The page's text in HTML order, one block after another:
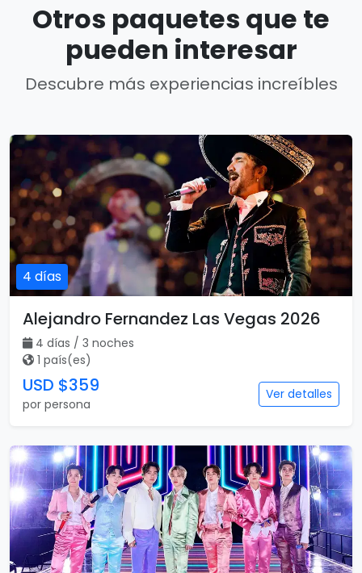
Otros paquetes que te
pueden interesar
Descubre más experiencias increíbles
4 días
Alejandro Fernandez Las Vegas 2026
4 días / 3 noches
1 país(es)
USD $359
por persona
Ver detalles